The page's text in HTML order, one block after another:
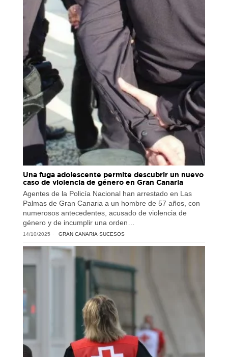
Una fuga adolescente permite descubrir un nuevo
caso de violencia de género en Gran Canaria
Agentes de la Policía Nacional han arrestado en Las
Palmas de Gran Canaria a un hombre de 57 años, con
numerosos antecedentes, acusado de violencia de
género y de incumplir una orden…
14/10/2025 GRAN CANARIA·SUCESOS